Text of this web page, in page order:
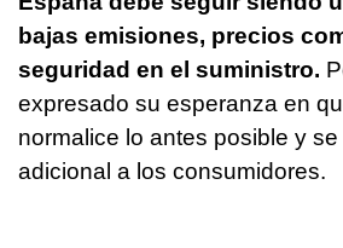
bajas emisiones, precios
seguridad en el suministro.
expresado su esperanza en
normalice lo antes posible y
adicional a los consumidores.